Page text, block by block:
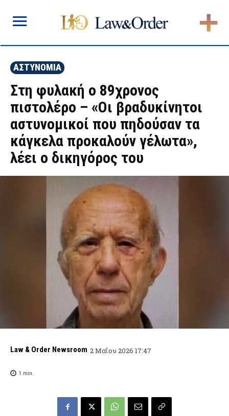
ΑΣΤΥΝΟΜΙΑ
Στη φυλακή ο 89χρονος
πιστολέρο – «Οι βραδυκίνητοι
αστυνομικοί που πηδούσαν τα
κάγκελα προκαλούν γέλωτα»,
λέει ο δικηγόρος του
Law & Order Newsroom 2 Μαΐου 2026 17:47
1 min.